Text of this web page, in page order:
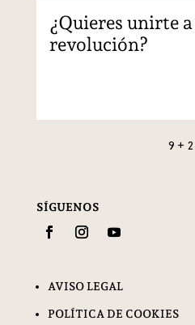
9 + 2
SÍGUENOS
AVISO LEGAL
POLÍTICA DE COOKIES